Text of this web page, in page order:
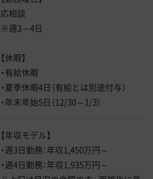
応相談
※週3～4日
【休暇】
・有給休暇
・夏季休暇4日（有給とは別途付与）
・年末年始5日（12/30～1/3）
【年収モデル】
・週3日勤務：年収1,450万円～
・週4日勤務：年収1,935万円～